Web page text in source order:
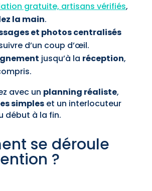
gratuite, artisans vérifiés,
la main.
et photos centralisés
d’un coup d’œil.
jusqu’à la réception,
avec un planning réaliste,
simpleset un interlocuteur
début à la fin.
se déroule
?